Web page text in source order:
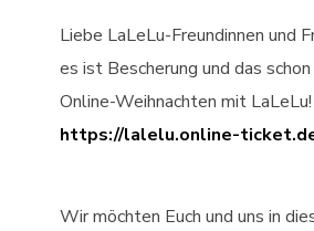
Liebe LaLeLu-Freundinnen und
es ist Bescherung und das
Online-Weihnachten mit LaLeLu!
https://lalelu.online-
Wir möchten Euch und uns in